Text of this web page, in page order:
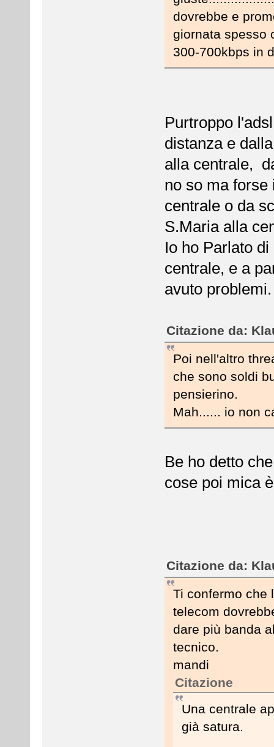
dovrebbe e
giornata spesso
300-700kbps in
Purtroppo
distanza e
alla centrale,
no so ma forse
centrale o da
S.Maria alla
Io ho Parlato
centrale, e a
avuto problemi.
Citazione da:
Poi nell'altro
che sono soldi
pensierino.
Mah...... io non
Be ho detto
cose poi mica
Citazione da:
Ti confermo che
telecom
dare più banda
tecnico.
mandi
Citazione
Una centrale
già satura.